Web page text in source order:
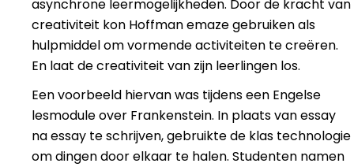
asynchrone leermogelijkheden. Door de kracht van
creativiteit kon Hoffman emaze gebruiken als
hulpmiddel om vormende activiteiten te creëren.
En laat de creativiteit van zijn leerlingen los.
Een voorbeeld hiervan was tijdens een Engelse
lesmodule over Frankenstein. In plaats van essay
na essay te schrijven, gebruikte de klas technologie
om dingen door elkaar te halen. Studenten namen